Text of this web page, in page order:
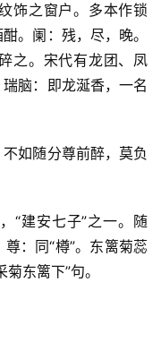
饰之窗户。多本作锁
。阑：残，尽，晚。
之。宋代有龙团、凤
脑：即龙涎香，一名
如随分尊前醉，莫负
“建安七子”之一。随
：同“樽”。东篱菊蕊
东篱下”句。